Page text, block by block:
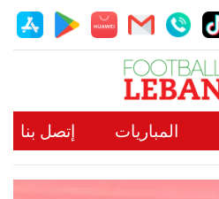
المباريات إتصل بنا